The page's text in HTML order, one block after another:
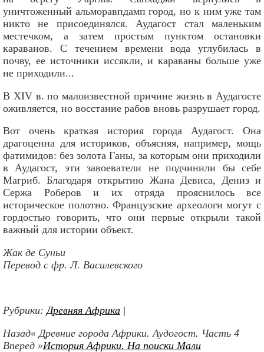
уничтоженный альморавпдамп город, но к ним уже там
никто не присоединялся. Аудагост стал маленьким
местечком, а затем простым пунктом остановки
караванов. С течением времени вода углубилась в
почву, ее источники иссякли, и караваны больше уже
не приходили...
В XIV в. по малоизвестной причине жизнь в Аудагосте
оживляется, но восстание рабов вновь разрушает город.
Вот очень краткая история города Аудагост. Она
драгоценна для историков, объясняя, например, мощь
фатимидов: без золота Ганы, за которым они приходили
в Аудагост, эти завоеватели не подчинили бы себе
Магриб. Благодаря открытию Жана Девиса, Дениз и
Сержа Роберов и их отряда прояснилось все
историческое полотно. Французские археологи могут с
гордостью говорить, что они первые открыли такой
важный для истории объект.
Жак де Суньи
Перевод с фр. Л. Василевского
Рубрики: Древняя Африка |
Назад« Древние города Африки. Аудогост. Часть 4
Вперед »История Африки. На поиски Мали